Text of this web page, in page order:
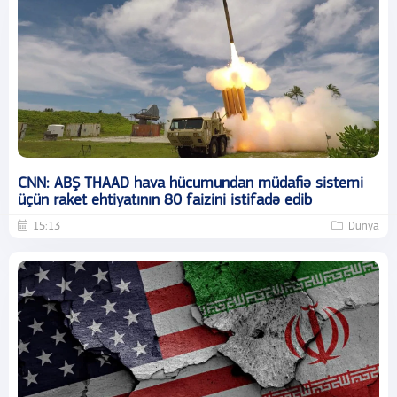
CNN: ABŞ THAAD hava hücumundan müdafiə sistemi
üçün raket ehtiyatının 80 faizini istifadə edib
15:13 Dünya